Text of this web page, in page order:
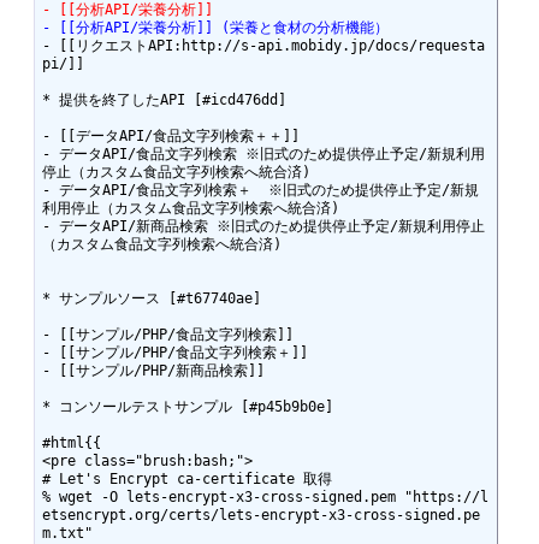
- [[分析API/栄養分析]]
- [[分析API/栄養分析]] (栄養と食材の分析機能）
- [[リクエストAPI:http://s-api.mobidy.jp/docs/requesta
pi/]]
* 提供を終了したAPI [#icd476dd]
- [[データAPI/食品文字列検索＋＋]]
- データAPI/食品文字列検索 ※旧式のため提供停止予定/新規利用
停止（カスタム食品文字列検索へ統合済)
- データAPI/食品文字列検索＋  ※旧式のため提供停止予定/新規
利用停止（カスタム食品文字列検索へ統合済)
- データAPI/新商品検索 ※旧式のため提供停止予定/新規利用停止
（カスタム食品文字列検索へ統合済)
* サンプルソース [#t67740ae]
- [[サンプル/PHP/食品文字列検索]]
- [[サンプル/PHP/食品文字列検索＋]]
- [[サンプル/PHP/新商品検索]]
* コンソールテストサンプル [#p45b9b0e]
#html{{
<pre class="brush:bash;">
# Let's Encrypt ca-certificate 取得
% wget -O lets-encrypt-x3-cross-signed.pem "https://l
etsencrypt.org/certs/lets-encrypt-x3-cross-signed.pe
m.txt"